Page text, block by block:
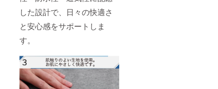
した設計で、日々の快適さ
と安心感をサポートしま
す。